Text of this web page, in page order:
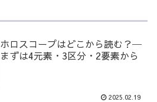
ホロスコープはどこから読む？─
まずは4元素・3区分・2要素から
2025.02.19